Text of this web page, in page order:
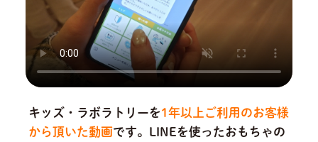
キッズ・ラボラトリーを1年以上ご利用のお客様
から頂いた動画です。 LINEを使ったおもちゃの